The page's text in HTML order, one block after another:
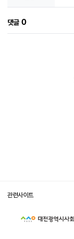
댓글 0
관련사이트